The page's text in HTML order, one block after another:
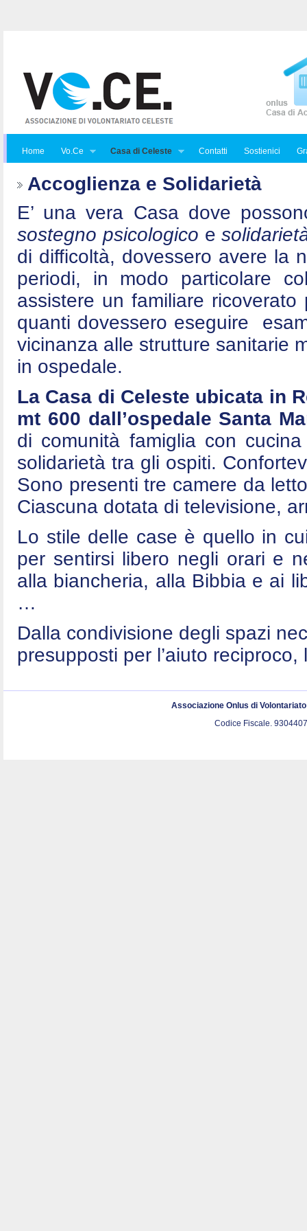
Home Vo.Ce Casa di Celeste Contatti Sostienici
Accoglienza e Solidarietà
E’ una vera Casa dove
sostegno psicologico e
di difficoltà, dovessero avere la
periodi, in modo particolare
assistere un familiare
quanti dovessero eseguire
vicinanza alle strutture sanitarie
in ospedale.
La Casa di Celeste ubicata in
mt 600 dall’ospedale Santa
di comunità famiglia con
solidarietà tra gli ospiti.
Sono presenti tre camere da
Ciascuna dotata di televisione,
Lo stile delle case è quello in
per sentirsi libero negli orari e
alla biancheria, alla Bibbia e ai
…
Dalla condivisione degli spazi
presupposti per l’aiuto
Associazione Onlus di
Codice Fiscale.